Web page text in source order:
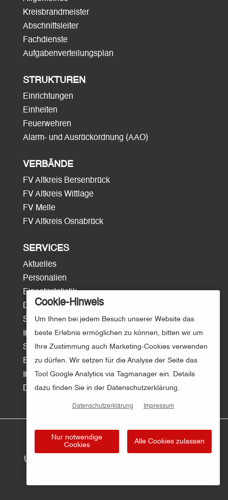
Kreisbrandmeister
Abschnittsleiter
Fachdienste
Aufgabenverteilungsplan
STRUKTUREN
Einrichtungen
Einheiten
Feuerwehren
Alarm- und Ausrückordnung (AAO)
VERBÄNDE
FV Altkreis Bersenbrück
FV Altkreis Wittlage
FV Melle
FV Altkreis Osnabrück
SERVICES
Aktuelles
Personalien
Einsatzstatistik
Download
Surftipps
Intern/Login
Sitemap
E-Mail
Impressum
Datenschutz
© Kreisfeuerwehr Osnabrück | Gestaltung und
Umsetzung:
Cookie-Hinweis
Um Ihnen bei jedem Besuch unserer Website das
beste Erlebnis ermöglichen zu können, bitten wir um
Ihre Zustimmung auch Marketing-Cookies verwenden
zu dürfen. Wir setzen für die Analyse der Seite das
Tool Google Analytics via Tagmanager ein. Details
dazu finden Sie in der Datenschutzerklärung.
Datenschutzerklärung Impressum
Nur notwendige
Cookies
Alle Cookies zulassen